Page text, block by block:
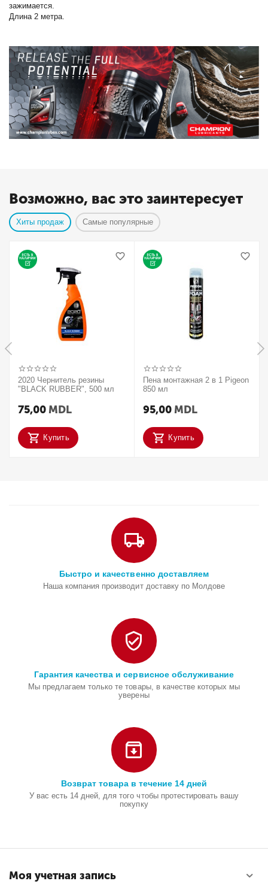
зажимается.
Длина 2 метра.
Возможно, вас это заинтересует
Хиты продаж Самые популярные
2020 Чернитель резины
"BLACK RUBBER", 500 мл
75,00 MDL
Купить
Пена монтажная 2 в 1 Pigeon
850 мл
95,00 MDL
Купить
Быстро и качественно доставляем
Наша компания производит доставку по Молдове
Гарантия качества и сервисное обслуживание
Мы предлагаем только те товары, в качестве которых мы
уверены
Возврат товара в течение 14 дней
У вас есть 14 дней, для того чтобы протестировать вашу
покупку
Моя учетная запись